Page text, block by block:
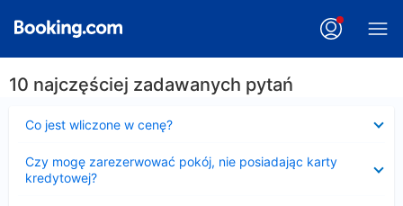
10 najczęściej zadawanych pytań
Co jest wliczone w cenę?
Czy mogę zarezerwować pokój, nie posiadając karty
kredytowej?